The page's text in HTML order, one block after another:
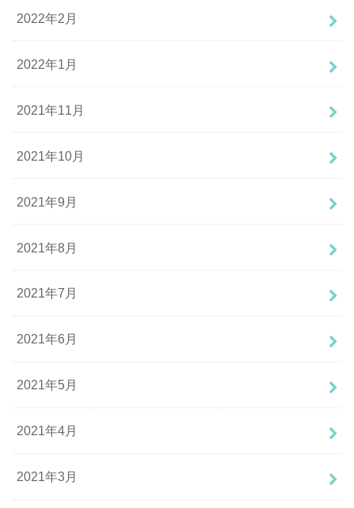
2022年2月
2022年1月
2021年11月
2021年10月
2021年9月
2021年8月
2021年7月
2021年6月
2021年5月
2021年4月
2021年3月